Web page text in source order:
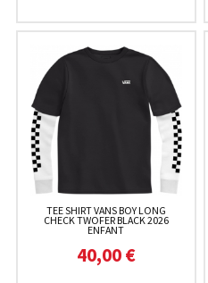
TEE SHIRT VANS BOY LONG
CHECK TWOFER BLACK 2026
ENFANT
40,00 €